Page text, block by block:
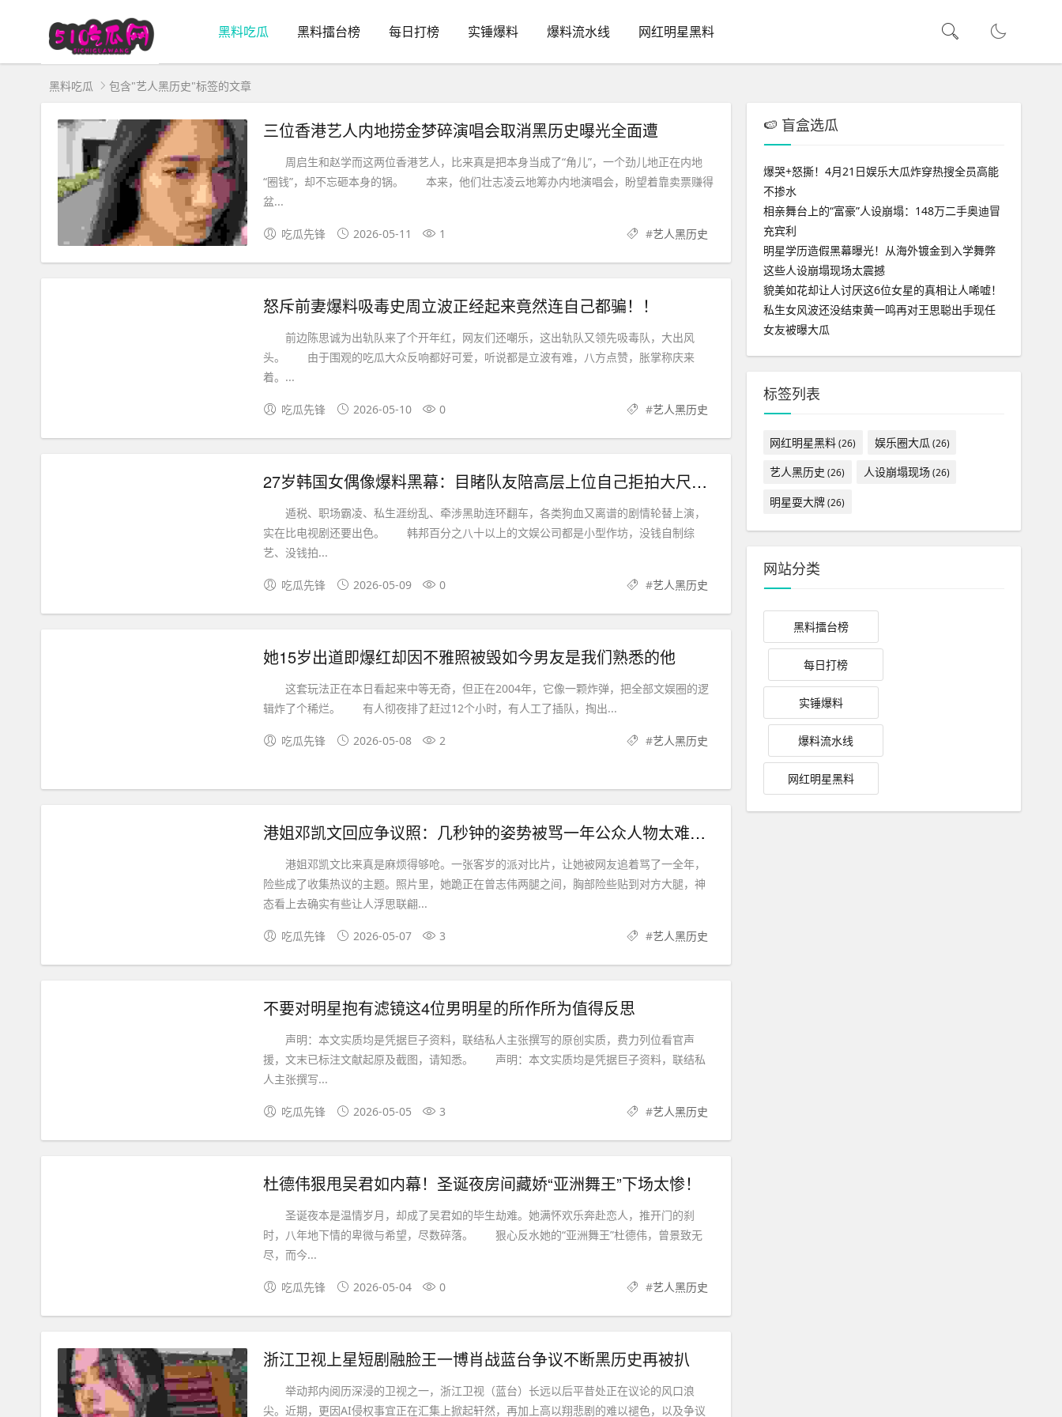
黑料吃瓜 黑料擂台榜 每日打榜 实锤爆料 爆料流水线 网红明星黑料
黑料吃瓜 包含"艺人黑历史"标签的文章
三位香港艺人内地捞金梦碎演唱会取消黑历史曝光全面遭
周启生和赵学而这两位香港艺人，比来真是把本身当成了“角儿”，一个劲儿地正在内地
“圈钱”，却不忘砸本身的锅。 本来，他们壮志凌云地筹办内地演唱会，盼望着靠卖票赚得
盆...
吃瓜先锋 2026-05-11 1 #艺人黑历史
怒斥前妻爆料吸毒史周立波正经起来竟然连自己都骗！！
前边陈思诚为出轨队来了个开年红，网友们还嘲乐，这出轨队又领先吸毒队，大出风
头。 由于围观的吃瓜大众反响都好可爱，听说都是立波有难，八方点赞，胀掌称庆来
着。...
吃瓜先锋 2026-05-10 0 #艺人黑历史
27岁韩国女偶像爆料黑幕：目睹队友陪高层上位自己拒拍大尺度戏
遁税、职场霸凌、私生涯纷乱、牵涉黑助连环翻车，各类狗血又离谱的剧情轮替上演，
实在比电视剧还要出色。 韩邦百分之八十以上的文娱公司都是小型作坊，没钱自制综
艺、没钱拍...
吃瓜先锋 2026-05-09 0 #艺人黑历史
她15岁出道即爆红却因不雅照被毁如今男友是我们熟悉的他
这套玩法正在本日看起来中等无奇，但正在2004年，它像一颗炸弹，把全部文娱圈的逻
辑炸了个稀烂。 有人彻夜排了赶过12个小时，有人工了插队，掏出...
吃瓜先锋 2026-05-08 2 #艺人黑历史
港姐邓凯文回应争议照：几秒钟的姿势被骂一年公众人物太难了！
港姐邓凯文比来真是麻烦得够呛。一张客岁的派对比片，让她被网友追着骂了一全年，
险些成了收集热议的主题。照片里，她跪正在曾志伟两腿之间，胸部险些贴到对方大腿，神
态看上去确实有些让人浮思联翩...
吃瓜先锋 2026-05-07 3 #艺人黑历史
不要对明星抱有滤镜这4位男明星的所作所为值得反思
声明：本文实质均是凭据巨子资料，联结私人主张撰写的原创实质，费力列位看官声
援，文末已标注文献起原及截图，请知悉。 声明：本文实质均是凭据巨子资料，联结私
人主张撰写...
吃瓜先锋 2026-05-05 3 #艺人黑历史
杜德伟狠甩吴君如内幕！圣诞夜房间藏娇“亚洲舞王”下场太惨！
圣诞夜本是温情岁月，却成了吴君如的毕生劫难。她满怀欢乐奔赴恋人，推开门的刹
时，八年地下情的卑微与希望，尽数碎落。 狠心反水她的“亚洲舞王”杜德伟，曾景致无
尽，而今...
吃瓜先锋 2026-05-04 0 #艺人黑历史
浙江卫视上星短剧融脸王一博肖战蓝台争议不断黑历史再被扒
举动邦内阅历深浸的卫视之一，浙江卫视（蓝台）长远以后平昔处正在议论的风口浪
尖。近期，更因AI侵权事宜正在汇集上掀起轩然，再加上高以翔悲剧的难以褪色，以及争议
🍉 盲盒选瓜
爆哭+怒撕！4月21日娱乐大瓜炸穿热搜全员高能
不掺水
相亲舞台上的“富豪”人设崩塌：148万二手奥迪冒
充宾利
明星学历造假黑幕曝光！从海外镀金到入学舞弊
这些人设崩塌现场太震撼
貌美如花却让人讨厌这6位女星的真相让人唏嘘！
私生女风波还没结束黄一鸣再对王思聪出手现任
女友被曝大瓜
标签列表
网红明星黑料(26) 娱乐圈大瓜 (26)
艺人黑历史 (26) 人设崩塌现场(26)
明星耍大牌(26)
网站分类
黑料擂台榜
每日打榜
实锤爆料
爆料流水线
网红明星黑料